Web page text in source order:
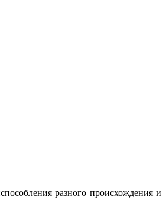
разного происхождения и